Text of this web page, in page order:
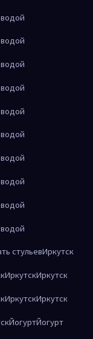
стульевИркутск
ИркутскИркутск
ИркутскИркутск
ЙогуртЙогурт